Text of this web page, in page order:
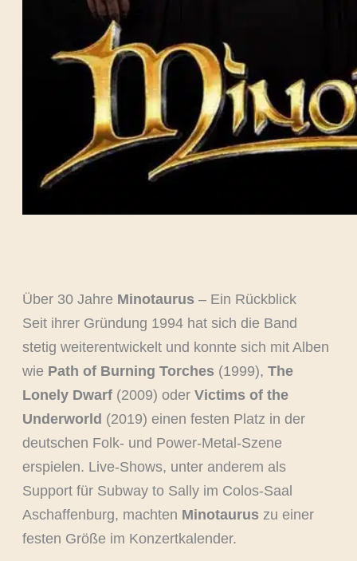
Über 30 Jahre Minotaurus – Ein Rückblick
Seit ihrer Gründung 1994 hat sich die Band
stetig weiterentwickelt und konnte sich mit Alben
wie Path of Burning Torches (1999), The
Lonely Dwarf(2009) oder Victims of the
Underworld (2019) einen festen Platz in der
deutschen Folk- und Power-Metal-Szene
erspielen. Live-Shows, unter anderem als
Support für Subway to Sally im Colos-Saal
Aschaffenburg, machten Minotaurus zu einer
festen Größe im Konzertkalender.